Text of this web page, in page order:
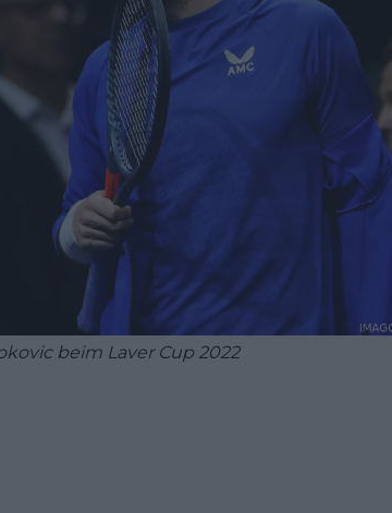
beim Laver Cup 2022